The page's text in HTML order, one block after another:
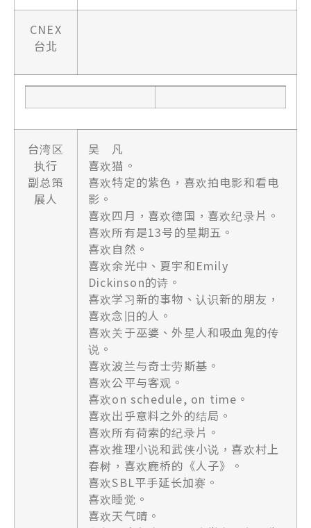
CNEX
台北
台湾区
执行
副总策
展人
吴 凡
喜欢猫。
喜欢特定的紫色，喜欢拍电影和看电
影。
喜欢四月，喜欢德国，喜欢纪录片。
喜欢所有是13号的星期五。
喜欢自然。
喜欢余光中、夏宇和Emily
Dickinson的诗。
喜欢学习新的事物、认识新的朋友，
喜欢念旧的人。
喜欢关于巫婆、外星人和吸血鬼的传
说。
喜欢波兰与奇士劳斯基。
喜欢公平与客观。
喜欢on schedule, on time。
喜欢出乎意料之外的结局。
喜欢所有荷索的纪录片。
喜欢推理小说和武侠小说，喜欢村上
春树，喜欢鹿桥的《人子》。
喜欢SBL平手延长加赛。
喜欢睡觉。
喜欢天气晴。